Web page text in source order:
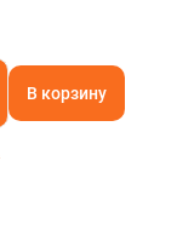
В корзину